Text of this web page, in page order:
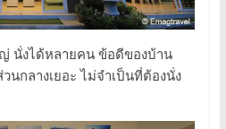
นั่งได้หลายคน ข้อดีของบ้าน
กลางเยอะ ไม่จำเป็นที่ต้องนั่ง